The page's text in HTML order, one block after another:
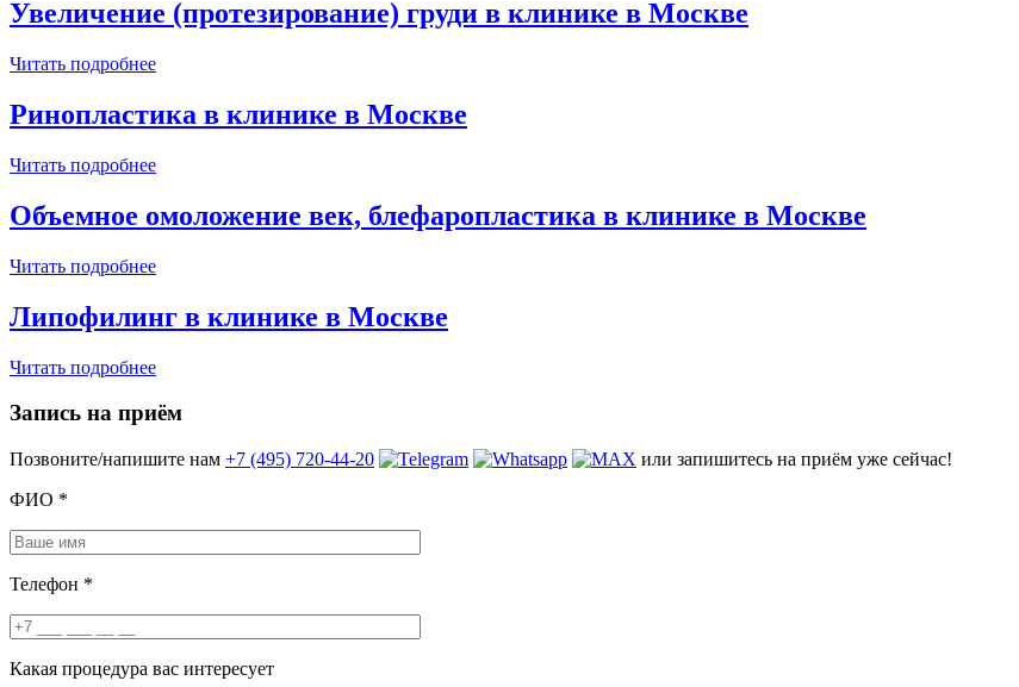
Увеличение (протезирование) груди в клинике в Москве
Читать подробнее
Ринопластика в клинике в Москве
Читать подробнее
Объемное омоложение век, блефаропластика в клинике в Москве
Читать подробнее
Липофилинг в клинике в Москве
Читать подробнее
Запись на приём
Позвоните/напишите нам +7 (495) 720-44-20
или запишитесь на приём уже сейчас!
ФИО *
Телефон *
Какая процедура вас интересует